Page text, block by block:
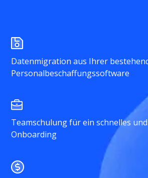
Datenmigration aus Ihrer
Personalbeschaffungssoftware
Teamschulung für ein schnelles
Onboarding